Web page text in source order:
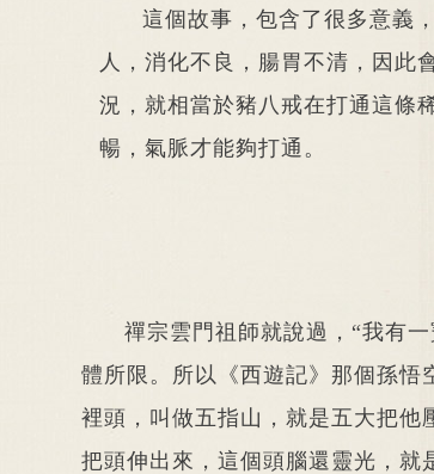
這個故事，包含了很多意義
人，消化不良，腸胃不清，因此
況，就相當於豬八戒在打通這條
暢，氣脈才能夠打通。
禪宗雲門祖師就說過，“我有
體所限。所以《西遊記》那個孫悟
裡頭，叫做五指山，就是五大把他
把頭伸出來，這個頭腦還靈光，就